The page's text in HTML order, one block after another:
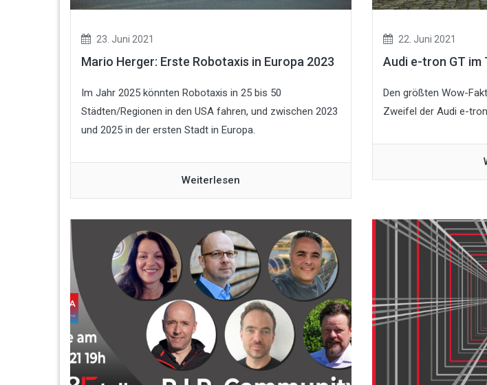
23. Juni 2021
Mario Herger: Erste Robotaxis in Europa 2023
Im Jahr 2025 könnten Robotaxis in 25 bis 50
Städten/Regionen in den USA fahren, und zwischen 2023
und 2025 in der ersten Stadt in Europa.
Weiterlesen
22. Juni 2021
Audi e-tron GT im
Den größten Wow-
Zweifel der Audi e-tron